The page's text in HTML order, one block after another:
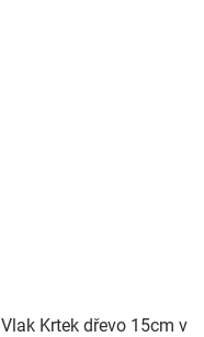
Vlak Krtek dřevo 15cm v